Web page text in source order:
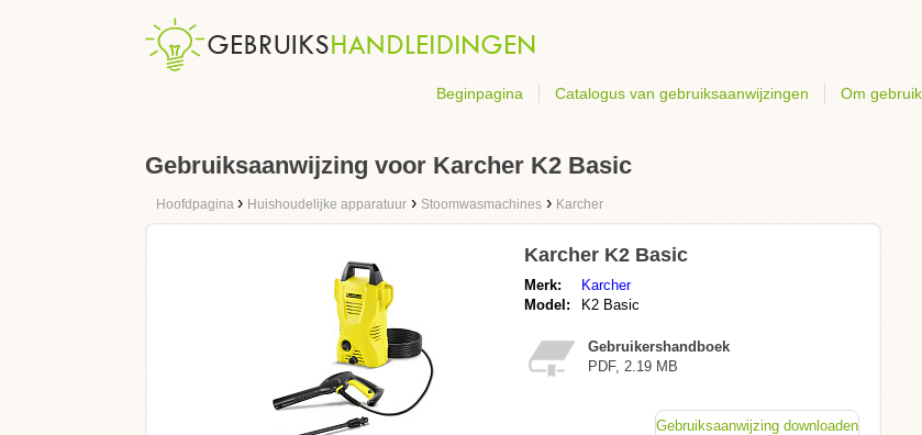
Beginpagina Catalogus van gebruiksaanwijzingen Om
Gebruiksaanwijzing voor Karcher K2 Basic
Hoofdpagina › Huishoudelijke apparatuur › Stoomwasmachines › Karcher
Karcher K2 Basic
Merk:
Karcher
Model:
K2 Basic
Gebruikershandboek
PDF, 2.19 MB
Gebruiksaanwijzing downloaden